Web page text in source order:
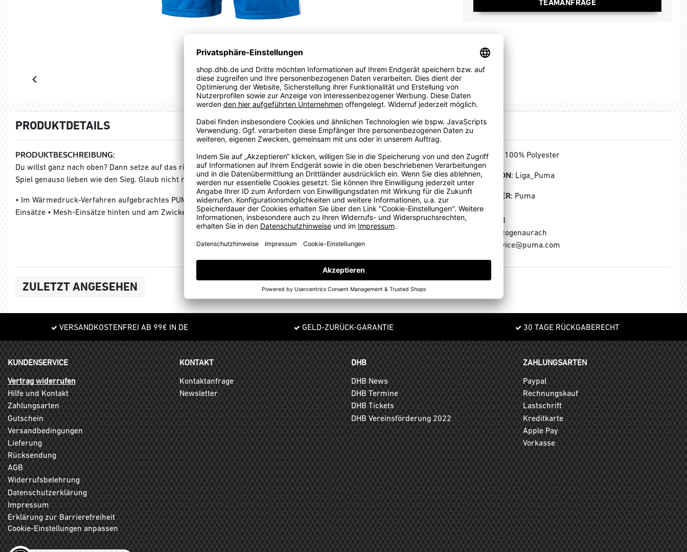
TEAMANFRAGE
PRODUKTDETAILS
PRODUKTBESCHREIBUNG:
Du willst ganz nach oben? Dann setze auf das richtige Team-Equipment: Die PUMA LIGA Kollektion ist für alle, die das
Spiel genauso lieben wie den Sieg. Glaub nicht nur, der Beste zu sein – sondern sei es!
• Im Wärmedruck-Verfahren aufgebrachtes PUMA Cat Logo auf dem linken Bein • Farbig kontrastierende, seitliche
Einsätze • Mesh-Einsätze hinten und am Zwickel • Gummibund mit Kordelzug • Relaxed Fit • dryCELL
MATERIAL: 100% Polyester
KOLLEKTION: Liga_Puma
HERSTELLER: Puma
Puma SE
Puma Way 1
91074 Herzogenaurach
E-Mail: service@puma.com
ZULETZT ANGESEHEN
VERSANDKOSTENFREI AB 99€ IN DE GELD-ZURÜCK-GARANTIE 30 TAGE RÜCKGABERECHT
KUNDENSERVICE
Vertrag widerrufen
Hilfe und Kontakt
Zahlungsarten
Gutschein
Versandbedingungen
Lieferung
Rücksendung
AGB
Widerrufsbelehrung
Datenschutzerklärung
Impressum
Erklärung zur Barrierefreiheit
Cookie-Einstellungen anpassen
KONTAKT
Kontaktanfrage
Newsletter
DHB
DHB News
DHB Termine
DHB Tickets
DHB Vereinsförderung 2022
ZAHLUNGSARTEN
Paypal
Rechnungskauf
Lastschrift
Kreditkarte
Apple Pay
Vorkasse